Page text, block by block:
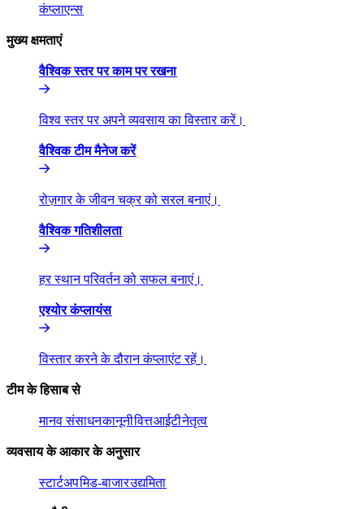
कंप्लाएन्स​​
मुख्य क्षमताएं​​
वैश्विक स्तर पर काम पर रखना​​
विश्व स्तर पर अपने व्यवसाय का विस्तार करें।​​
वैश्विक टीम मैनेज करें​​
रोज़गार के जीवन चक्र को सरल बनाएं।​​
वैश्विक गतिशीलता​​
हर स्थान परिवर्तन को सफल बनाएं।​​
एश्योर कंप्लायंस​​
विस्तार करने के दौरान कंप्लाएंट रहें।​​
टीम के हिसाब से​​
मानव संसाधन​​कानूनी​​वित्त​​आईटी​​नेतृत्व​​
व्यवसाय के आकार के अनुसार​​
स्टार्टअप​​मिड-बाजार​​उद्यमिता​​